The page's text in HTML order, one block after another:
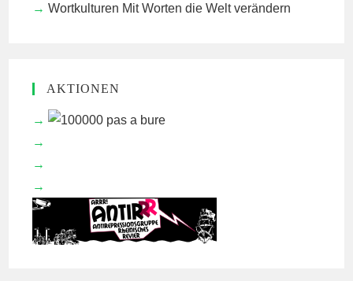
Wortkulturen Mit Worten die Welt verändern
AKTIONEN